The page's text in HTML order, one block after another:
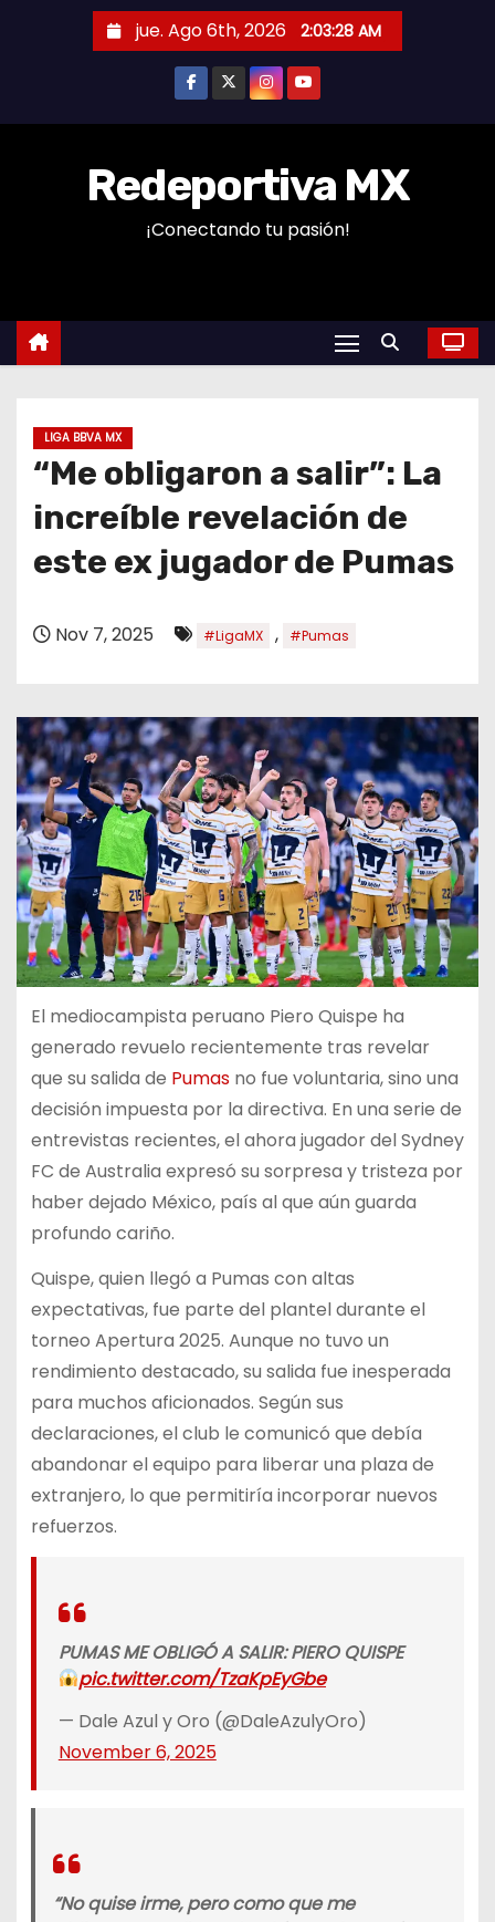
n
jue. Ago 6th, 2026 2:03:29 AM
Redeportiva MX
¡Conectando tu pasión!
LIGA BBVA MX
“Me obligaron a salir”: La
increíble revelación de
este ex jugador de Pumas
Nov 7, 2025 #LigaMX , #Pumas
El mediocampista peruano Piero Quispe ha
generado revuelo recientemente tras revelar
que su salida de Pumasno fue voluntaria, sino una
decisión impuesta por la directiva. En una serie de
entrevistas recientes, el ahora jugador del Sydney
FC de Australia expresó su sorpresa y tristeza por
haber dejado México, país al que aún guarda
profundo cariño.
Quispe, quien llegó a Pumas con altas
expectativas, fue parte del plantel durante el
torneo Apertura 2025. Aunque no tuvo un
rendimiento destacado, su salida fue inesperada
para muchos aficionados. Según sus
declaraciones, el club le comunicó que debía
abandonar el equipo para liberar una plaza de
extranjero, lo que permitiría incorporar nuevos
refuerzos.
PUMAS ME OBLIGÓ A SALIR: PIERO QUISPE
pic.twitter.com/TzaKpEyGbe
— Dale Azul y Oro (@DaleAzulyOro)
November 6, 2025
“No quise irme, pero como que me